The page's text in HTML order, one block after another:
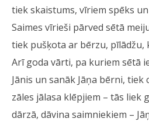
tiek skaistums, vīriem spēks
Saimes vīrieši pārved sētā
tiek pušķota ar bērzu, pīlādžu,
Arī goda vārti, pa kuriem sētā
Jānis un sanāk Jāņa bērni, tiek
zāles jālasa klēpjiem – tās liek
dārzā, dāvina saimniekiem –